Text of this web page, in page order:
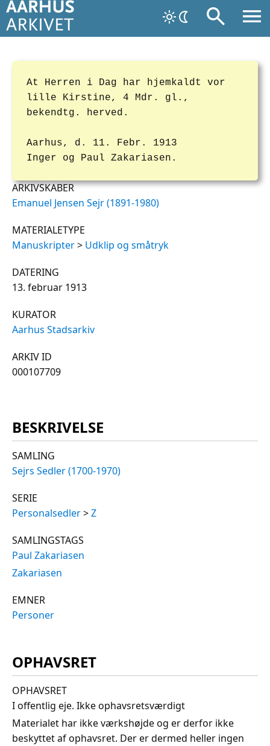
At Herren i Dag har hjemkaldt vor
lille Kirstine, 4 Mdr. gl.,
bekendtg. herved.
Aarhus, d. 11. Febr. 1913
Inger og Paul Zakariasen.
ARKIVSKABER
Emanuel Jensen Sejr (1891-1980)
MATERIALETYPE
Manuskripter> Udklip og småtryk
DATERING
13. februar 1913
KURATOR
Aarhus Stadsarkiv
ARKIV ID
000107709
BESKRIVELSE
SAMLING
Sejrs Sedler (1700-1970)
SERIE
Personalsedler>Z
SAMLINGSTAGS
Paul Zakariasen
Zakariasen
EMNER
Personer
OPHAVSRET
OPHAVSRET
I offentlig eje. Ikke ophavsretsværdigt
Materialet har ikke værkshøjde og er derfor ikke
beskyttet af ophavsret. Der er dermed heller ingen